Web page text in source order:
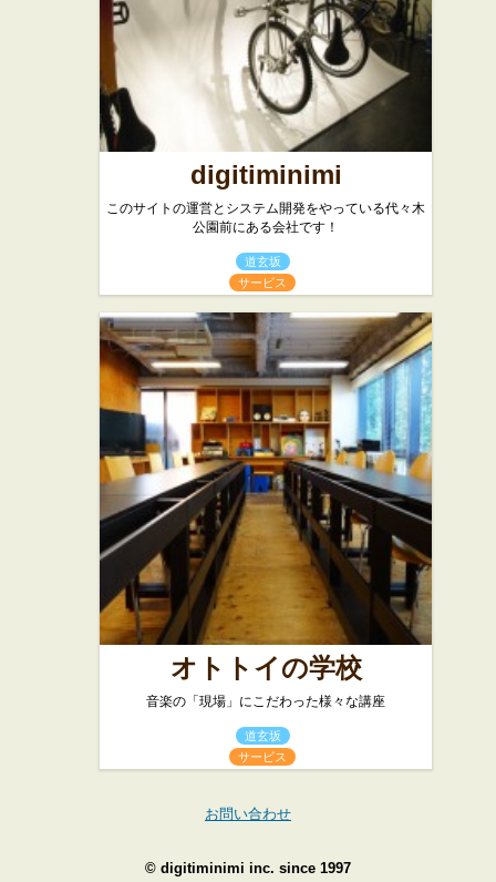
digitiminimi
このサイトの運営とシステム開発をやっている代々木
公園前にある会社です！
道玄坂
サービス
オトトイの学校
音楽の「現場」にこだわった様々な講座
道玄坂
サービス
お問い合わせ
© digitiminimi inc. since 1997